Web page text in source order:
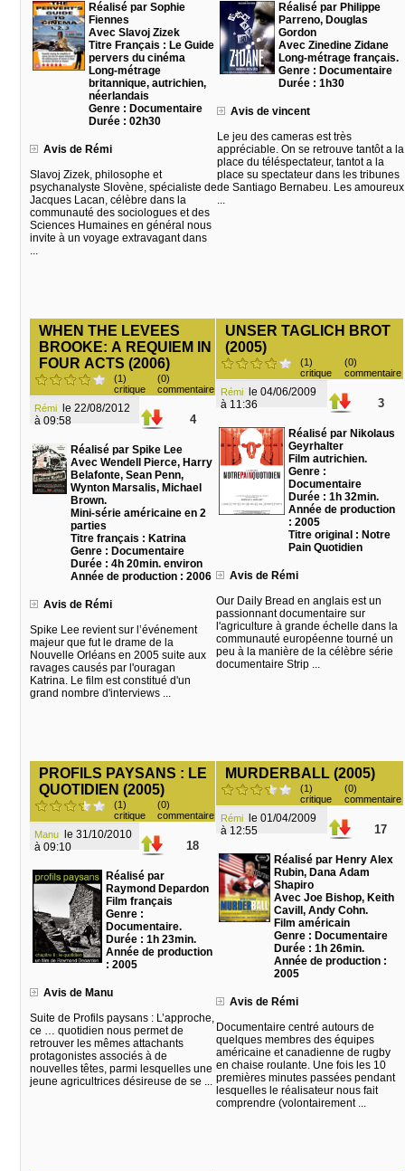
Réalisé par Sophie
Fiennes
Avec Slavoj Zizek
Titre Français : Le Guide
pervers du cinéma
Long-métrage
britannique, autrichien,
néerlandais
Genre : Documentaire
Durée : 02h30
Avis de Rémi
Slavoj Zizek, philosophe et
psychanalyste Slovène, spécialiste de
Jacques Lacan, célèbre dans la
communauté des sociologues et des
Sciences Humaines en général nous
invite à un voyage extravagant dans
...
Réalisé par Philippe
Parreno, Douglas
Gordon
Avec Zinedine Zidane
Long-métrage français.
Genre : Documentaire
Durée : 1h30
Avis de vincent
Le jeu des cameras est très
appréciable. On se retrouve tantôt a la
place du téléspectateur, tantot a la
place su spectateur dans les tribunes
de Santiago Bernabeu. Les amoureux
...
WHEN THE LEVEES
BROOKE: A REQUIEM IN
FOUR ACTS (2006)
(1)
critique
(0)
commentaire
Rémi
à 09:58
4
Réalisé par Spike Lee
Avec Wendell Pierce, Harry
Belafonte, Sean Penn,
Wynton Marsalis, Michael
Brown.
Mini-série américaine en 2
parties
Titre français : Katrina
Genre : Documentaire
Durée : 4h 20min. environ
Année de production : 2006
Avis de Rémi
Spike Lee revient sur l’événement
majeur que fut le drame de la
Nouvelle Orléans en 2005 suite aux
ravages causés par l'ouragan
Katrina. Le film est constitué d'un
grand nombre d'interviews ...
UNSER TAGLICH BROT
(2005)
(1)
critique
(0)
commentaire
Rémi
à 11:36
3
Réalisé par Nikolaus
Geyrhalter
Film autrichien.
Genre :
Documentaire
Durée : 1h 32min.
Année de production
: 2005
Titre original : Notre
Pain Quotidien
Avis de Rémi
Our Daily Bread en anglais est un
passionnant documentaire sur
l'agriculture à grande échelle dans la
communauté européenne tourné un
peu à la manière de la célèbre série
documentaire Strip ...
PROFILS PAYSANS : LE
QUOTIDIEN (2005)
(1)
critique
(0)
commentaire
Manu
à 09:10
18
Réalisé par
Raymond Depardon
Film français
Genre :
Documentaire.
Durée : 1h 23min.
Année de production
: 2005
Avis de Manu
Suite de Profils paysans : L’approche,
ce … quotidien nous permet de
retrouver les mêmes attachants
protagonistes associés à de
nouvelles têtes, parmi lesquelles une
jeune agricultrices désireuse de se ...
MURDERBALL (2005)
(1)
critique
(0)
commentaire
Rémi
à 12:55
17
Réalisé par Henry Alex
Rubin, Dana Adam
Shapiro
Avec Joe Bishop, Keith
Cavill, Andy Cohn.
Film américain
Genre : Documentaire
Durée : 1h 26min.
Année de production :
2005
Avis de Rémi
Documentaire centré autours de
quelques membres des équipes
américaine et canadienne de rugby
en chaise roulante. Une fois les 10
premières minutes passées pendant
lesquelles le réalisateur nous fait
comprendre (volontairement ...